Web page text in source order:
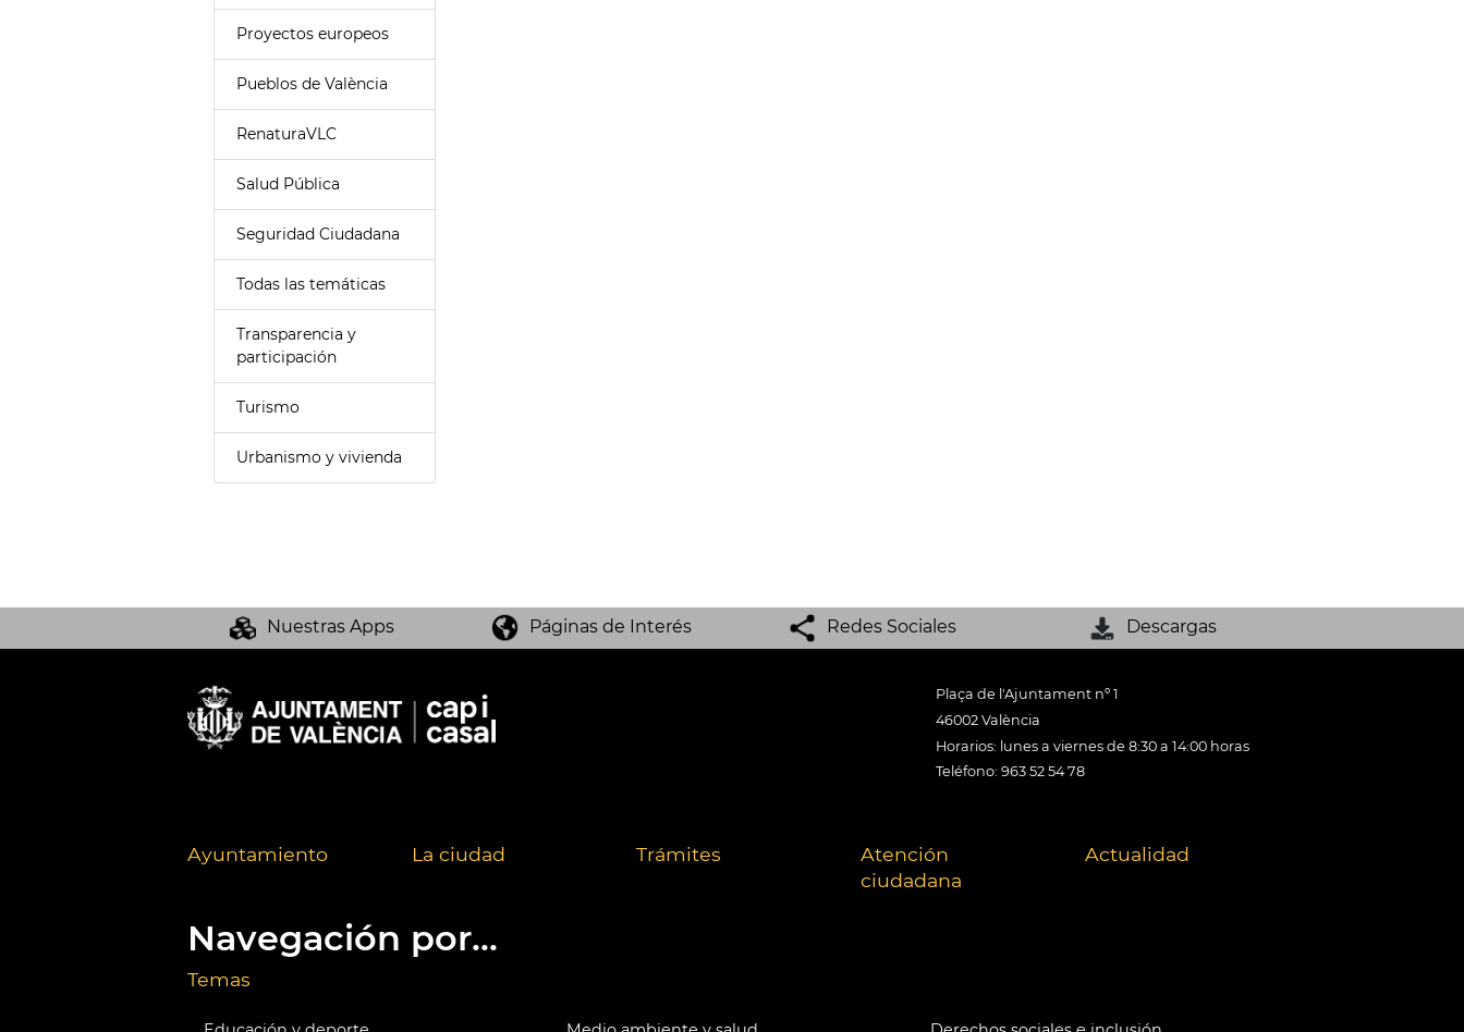
Proyectos europeos
Pueblos de València
RenaturaVLC
Salud Pública
Seguridad Ciudadana
Todas las temáticas
Transparencia y
participación
Turismo
Urbanismo y vivienda
Nuestras Apps Páginas de Interés Redes Sociales Descargas
Plaça de l'Ajuntament nº 1
46002 València
Horarios: lunes a viernes de 8:30 a 14:00 horas
Teléfono: 963 52 54 78
Ayuntamiento La ciudad Trámites
Atención
ciudadana
Actualidad
Navegación por...
Temas